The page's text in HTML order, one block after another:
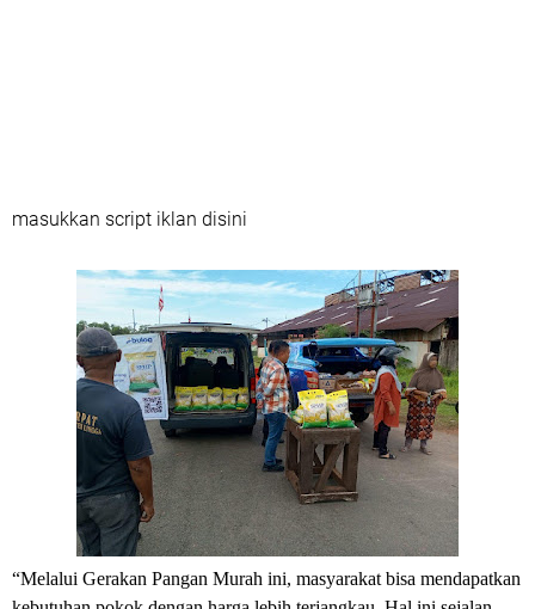
masukkan script iklan disini
“Melalui Gerakan Pangan Murah ini, masyarakat bisa mendapatkan